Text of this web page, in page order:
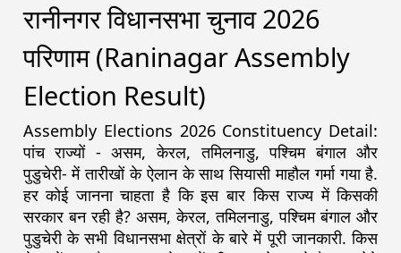
रानीनगर विधानसभा चुनाव 2026
परिणाम (Raninagar Assembly
Election Result)
Assembly Elections 2026 Constituency Detail:
पांच राज्यों - असम, केरल, तमिलनाडु, पश्चिम बंगाल और
पुडुचेरी- में तारीखों के ऐलान के साथ सियासी माहौल गर्मा गया है.
हर कोई जानना चाहता है कि इस बार किस राज्य में किसकी
सरकार बन रही है? असम, केरल, तमिलनाडु, पश्चिम बंगाल और
पुडुचेरी के सभी विधानसभा क्षेत्रों के बारे में पूरी जानकारी. किस